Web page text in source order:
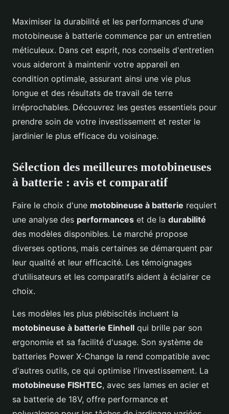
Maximiser la durabilité et les performances d'une
motobineuse à batterie commence par un entretien
méticuleux. Dans cet esprit, nos conseils d'entretien
vous aideront à maintenir votre appareil en
condition optimale, assurant ainsi une vie plus
longue et des résultats de travail de terre
irréprochables. Découvrez les gestes essentiels pour
prendre soin de votre investissement et rester le
jardinier le plus efficace du voisinage.
Sélection des meilleures motobineuses
à batterie : avis et comparatif
Faire le choix d'une motobineuse à batterie requiert
une analyse des performances et de la durabilité
des modèles disponibles. Le marché propose
diverses options, mais certaines se démarquent par
leur qualité et leur efficacité. Les témoignages
d'utilisateurs et les comparatifs aident à éclairer ce
choix.
Les modèles les plus plébiscités incluent la
motobineuse à batterie Einhell qui brille par son
ergonomie et sa facilité d'usage. Son système de
batteries Power X-Change la rend compatible avec
d'autres outils, ce qui optimise l'investissement. La
motobineuse FISHTEC, avec ses lames en acier et
sa batterie de 18V, offre performance et